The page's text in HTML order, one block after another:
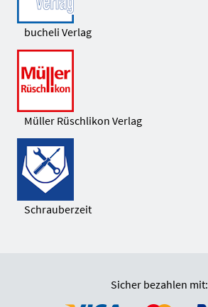
bucheli Verlag
Müller Rüschlikon Verlag
Schrauberzeit
Sicher bezahlen mit: